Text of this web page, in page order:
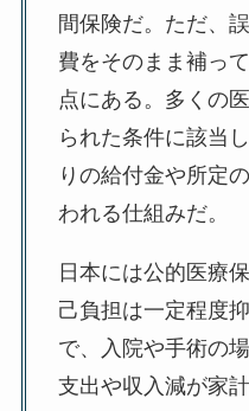
間保険だ。ただ、
費をそのまま補っ
点にある。多くの
られた条件に該当
りの給付金や所定
われる仕組みだ。
日本には公的医療
己負担は一定程度
で、入院や手術の
支出や収入減が家